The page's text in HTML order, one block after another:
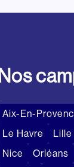
Nos
Aix-En-
Le Havre
Lille
Nice
Orléans